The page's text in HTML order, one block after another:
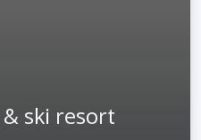
ski resort